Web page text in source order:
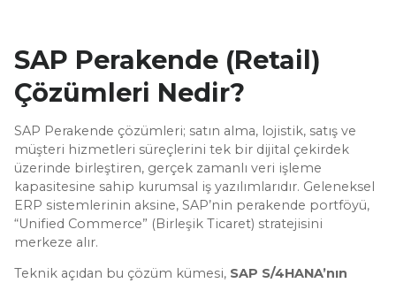
SAP Perakende (Retail)
Çözümleri Nedir?
SAP Perakende çözümleri; satın alma, lojistik, satış ve
müşteri hizmetleri süreçlerini tek bir dijital çekirdek
üzerinde birleştiren, gerçek zamanlı veri işleme
kapasitesine sahip kurumsal iş yazılımlarıdır. Geleneksel
ERP sistemlerinin aksine, SAP’nin perakende portföyü,
“Unified Commerce” (Birleşik Ticaret) stratejisini
merkeze alır.
Teknik açıdan bu çözüm kümesi, SAP S/4HANA’nın